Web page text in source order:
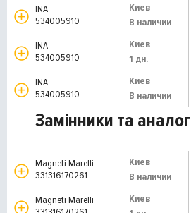
INA
534005910
Киев
В наличии
INA
534005910
Киев
1 дн.
INA
534005910
Киев
В наличии
Замінники та
Magneti Marelli
331316170261
Киев
В наличии
Magneti Marelli
Киев